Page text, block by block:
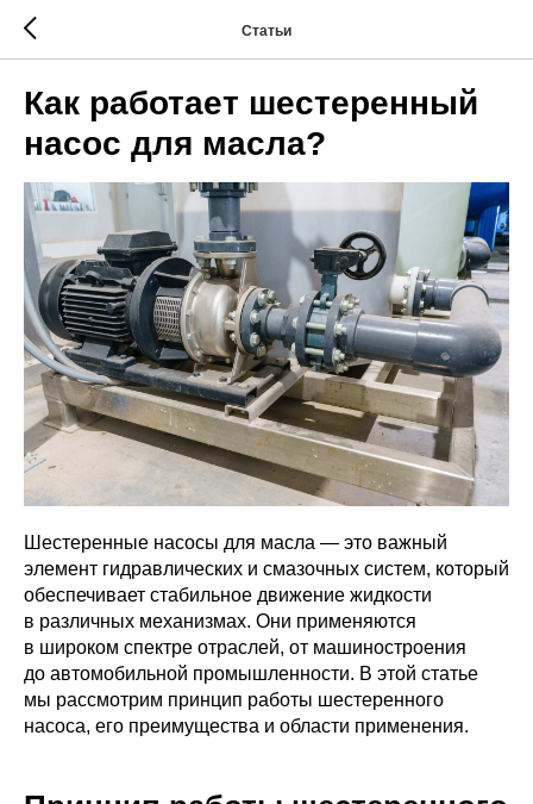
Статьи
Как работает шестеренный
насос для масла?
Шестеренные насосы для масла — это важный
элемент гидравлических и смазочных систем, который
обеспечивает стабильное движение жидкости
в различных механизмах. Они применяются
в широком спектре отраслей, от машиностроения
до автомобильной промышленности. В этой статье
мы рассмотрим принцип работы шестеренного
насоса, его преимущества и области применения.